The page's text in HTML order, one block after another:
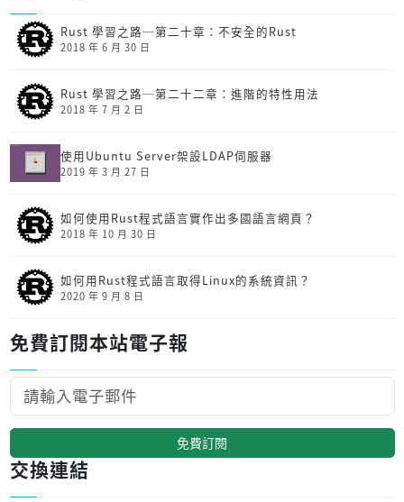
Rust 學習之路─第二十章：不安全的Rust
2018 年 6 月 30 日
Rust 學習之路─第二十二章：進階的特性用法
2018 年 7 月 2 日
使用Ubuntu Server架設LDAP伺服器
2019 年 3 月 27 日
如何使用Rust程式語言實作出多國語言網頁？
2018 年 10 月 30 日
如何用Rust程式語言取得Linux的系統資訊？
2020 年 9 月 8 日
免費訂閱本站電子報
免費訂閱
交換連結